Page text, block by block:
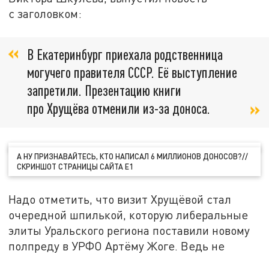
с заголовком:
В Екатеринбург приехала родственница
могучего правителя СССР. Её выступление
запретили. Презентацию книги
про Хрущёва отменили из-за доноса.
А НУ ПРИЗНАВАЙТЕСЬ, КТО НАПИСАЛ 6 МИЛЛИОНОВ ДОНОСОВ?//
СКРИНШОТ СТРАНИЦЫ САЙТА E1
Надо отметить, что визит Хрущёвой стал
очередной шпилькой, которую либеральные
элиты Уральского региона поставили новому
полпреду в УРФО Артёму Жоге. Ведь не